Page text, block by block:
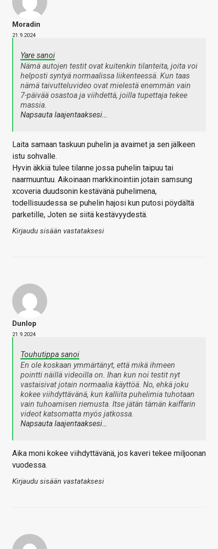
Moradin
21.9.2024
Yare sanoi
Nämä autojen testit ovat kuitenkin tilanteita, joita voi
helposti syntyä normaalissa liikenteessä. Kun taas
nämä taivutteluvideo ovat mielestä enemmän vain
7-päivää osastoa ja viihdettä, joilla tupettaja tekee
massia.
Napsauta laajentaaksesi…
Laita samaan taskuun puhelin ja avaimet ja sen jälkeen
istu sohvalle.
Hyvin äkkiä tulee tilanne jossa puhelin taipuu tai
naarmuuntuu. Aikoinaan markkinointiin jotain samsung
xcoveria duudsonin kestävänä puhelimena,
todellisuudessa se puhelin hajosi kun putosi pöydältä
parketille, Joten se siitä kestävyydestä.
Kirjaudu sisään vastataksesi
Dunlop
21.9.2024
Touhutippa sanoi
En ole koskaan ymmärtänyt, että mikä ihmeen
pointti näillä videoilla on. Ihan kun noi testit nyt
vastaisivat jotain normaalia käyttöä. No, ehkä joku
kokee viihdyttävänä, kun kalliita puhelimia tuhotaan
vain tuhoamisen riemusta. Itse jätän tämän kaiffarin
videot katsomatta myös jatkossa.
Napsauta laajentaaksesi…
Aika moni kokee viihdyttävänä, jos kaveri tekee miljoonan
vuodessa.
Kirjaudu sisään vastataksesi